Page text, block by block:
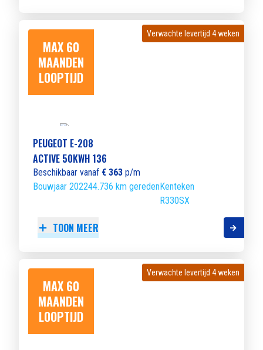
MAX 60
MAANDEN
LOOPTIJD
Verwachte levertijd 4 weken
Verwachte levertijd 4 weken
PEUGEOT E-208
ACTIVE 50KWH 136
Beschikbaar vanaf € 363 p/m
Bouwjaar 202244.736 km geredenKenteken
R330SX
TOON MEER
MAX 60
MAANDEN
LOOPTIJD
Verwachte levertijd 4 weken
Verwachte levertijd 4 weken